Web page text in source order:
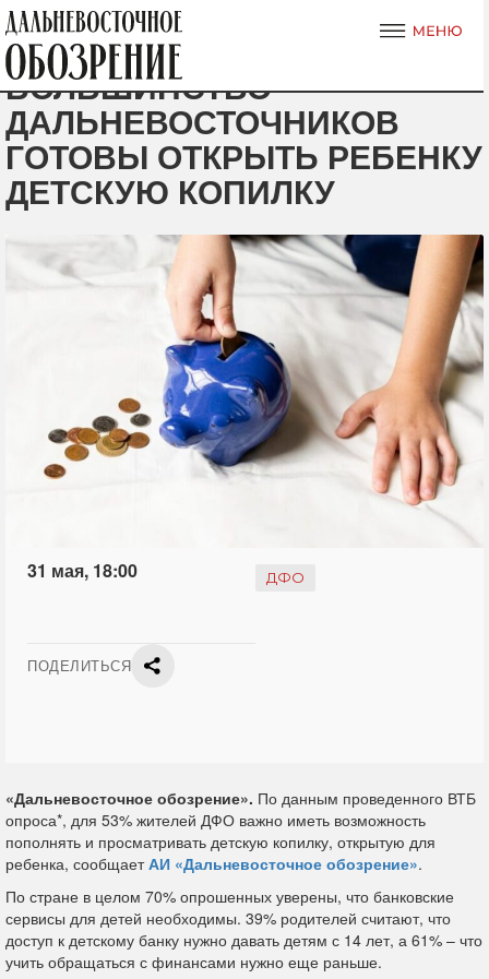
БОЛЬШИНСТВО
ДАЛЬНЕВОСТОЧНИКОВ
ГОТОВЫ ОТКРЫТЬ РЕБЕНКУ
ДЕТСКУЮ КОПИЛКУ
31 мая, 18:00 ДФО
ПОДЕЛИТЬСЯ
«Дальневосточное обозрение». По данным проведенного ВТБ
опроса*, для 53% жителей ДФО важно иметь возможность
пополнять и просматривать детскую копилку, открытую для
ребенка, сообщаетАИ «Дальневосточное обозрение».
По стране в целом 70% опрошенных уверены, что банковские
сервисы для детей необходимы. 39% родителей считают, что
доступ к детскому банку нужно давать детям с 14 лет, а 61% – что
учить обращаться с финансами нужно еще раньше.